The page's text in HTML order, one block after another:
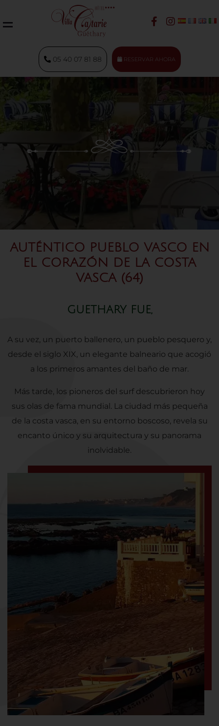
05 40 07 81 88 RESERVAR AHORA
AUTÉNTICO PUEBLO VASCO EN
EL CORAZÓN DE LA COSTA
VASCA (64)
GUETHARY FUE,
A su vez, un puerto ballenero, un pueblo pesquero y,
desde el siglo XIX, un elegante balneario que acogió
a los primeros amantes del baño de mar.
Más tarde, los pioneros del surf descubrieron hoy
sus olas de fama mundial. La ciudad más pequeña
de la costa vasca, en su entorno boscoso, revela su
encanto único y su arquitectura y su panorama
inolvidable.